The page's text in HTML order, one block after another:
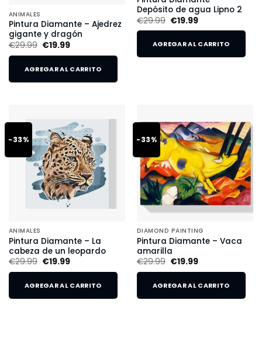
ANIMALES
Pintura Diamante – Ajedrez
gigante y dragón
€29.99 €19.99
AGREGAR AL CARRITO
Depósito de agua Lipno 2
€29.99 €19.99
AGREGAR AL CARRITO
-33%
ANIMALES
Pintura Diamante – La
cabeza de un leopardo
€29.99 €19.99
AGREGAR AL CARRITO
-33%
DIAMOND PAINTING
Pintura Diamante – Vaca
amarilla
€29.99 €19.99
AGREGAR AL CARRITO